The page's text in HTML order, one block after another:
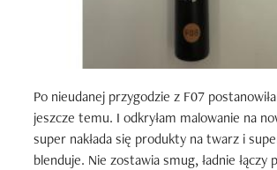
Po nieudanej przygodzie z F07
jeszcze temu. I odkryłam malowanie na
super nakłada się produkty na twarz i
blenduje. Nie zostawia smug, ładnie łączy